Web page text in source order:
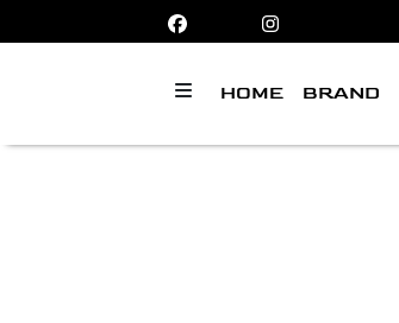
HOME BRAND